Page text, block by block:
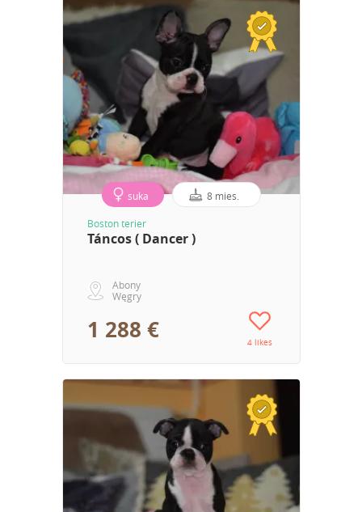
suka 8 mies.
Boston terier
Táncos ( Dancer )
Abony
Węgry
1 288 € 4 likes